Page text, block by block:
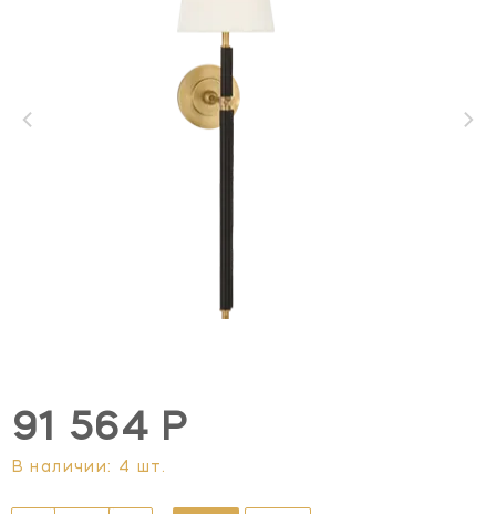
91 564 Р
В наличии: 4 шт.